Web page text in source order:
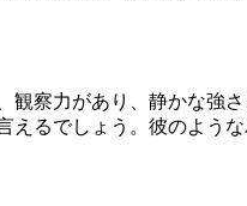
察力があり、静かな強
るでしょう。彼のよう